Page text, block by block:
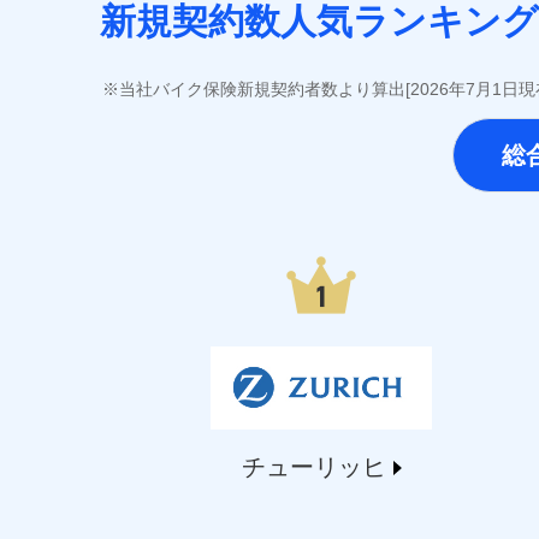
第一ネオ生命保険株式会社（https://
太陽生命保険株式会社（https://www.taiyo-
東京海上日動あんしん生命保険株式会社（
なないろ生命保険株式会社（https://
日本生命保険相互会社（https://
三井住友海上あいおい生命保険株式会社（
メットライフ生命株式会社(https://
メディケア生命保険株式会社（https://
■少額短期保険
株式会社アシロ少額短期保険 (https://
SBIリスタ少額短期保険会社 (https://
新規契約数人気ランキング
当社バイク保険新規契約者数より算出[2026年7月1日現
総
チューリッヒ